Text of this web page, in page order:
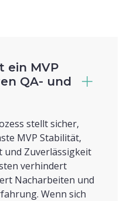
ein MVP
QA- und
stellt sicher,
MVP Stabilität,
Zuverlässigkeit
verhindert
Nacharbeiten und
Wenn sich